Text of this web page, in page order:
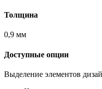
Толщина
0,9 мм
Доступные опции
Выделение элементов